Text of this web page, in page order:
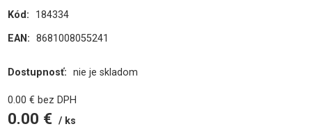
Kód:
184334
EAN: 8681008055241
Dostupnosť: nie je skladom
0.00 € bez DPH
0.00 € ks